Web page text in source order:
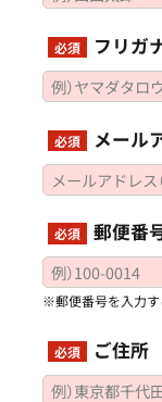
必須 フリガ
必須 メール
必須 郵便番
※郵便番号を入力す
必須 ご住所